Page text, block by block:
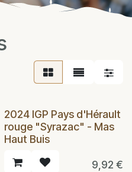
2024 IGP Pays d'Hérault
rouge "Syrazac" - Mas
Haut Buis
9,92 €